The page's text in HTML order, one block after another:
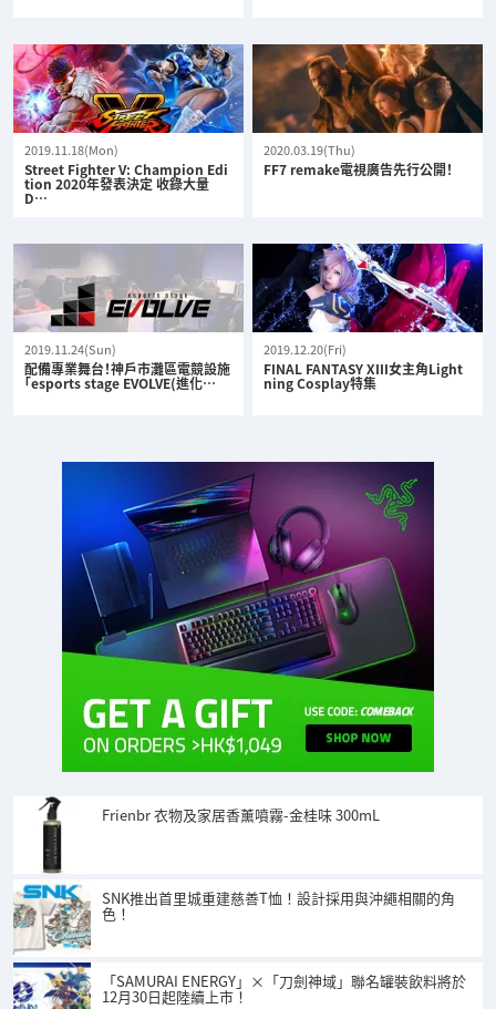
2019.11.18(Mon)
Street Fighter V: Champion Edi
tion 2020年發表決定 收錄大量
D…
2020.03.19(Thu)
FF7 remake電視廣告先行公開！
2019.11.24(Sun)
配備專業舞台！神戶市灘區電競設施
「esports stage EVOLVE(進化…
2019.12.20(Fri)
FINAL FANTASY XIII女主角Light
ning Cosplay特集
Frienbr 衣物及家居香薰噴霧-金桂味 300mL
SNK推出首里城重建慈善T恤！設計採用與沖繩相關的角
色！
「SAMURAI ENERGY」×「刀劍神域」聯名罐裝飲料將於
12月30日起陸續上市！